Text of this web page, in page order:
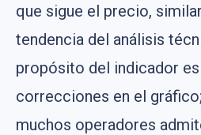
que sigue el precio,
tendencia del análisis
propósito del indicador
correcciones en el
muchos operadores